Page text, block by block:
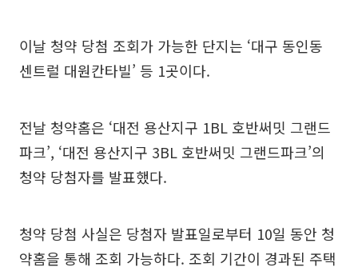
이날 청약 당첨 조회가 가능한 단지는 ‘대구 동인동
센트럴 대원칸타빌’ 등 1곳이다.
전날 청약홈은 ‘대전 용산지구 1BL 호반써밋 그랜드
파크’, ‘대전 용산지구 3BL 호반써밋 그랜드파크’의
청약 당첨자를 발표했다.
청약 당첨 사실은 당첨자 발표일로부터 10일 동안 청
약홈을 통해 조회 가능하다. 조회 기간이 경과된 주택